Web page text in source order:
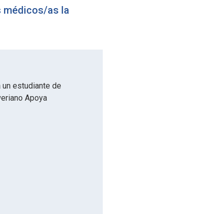
médicos/as la
estudiante de
Apoya